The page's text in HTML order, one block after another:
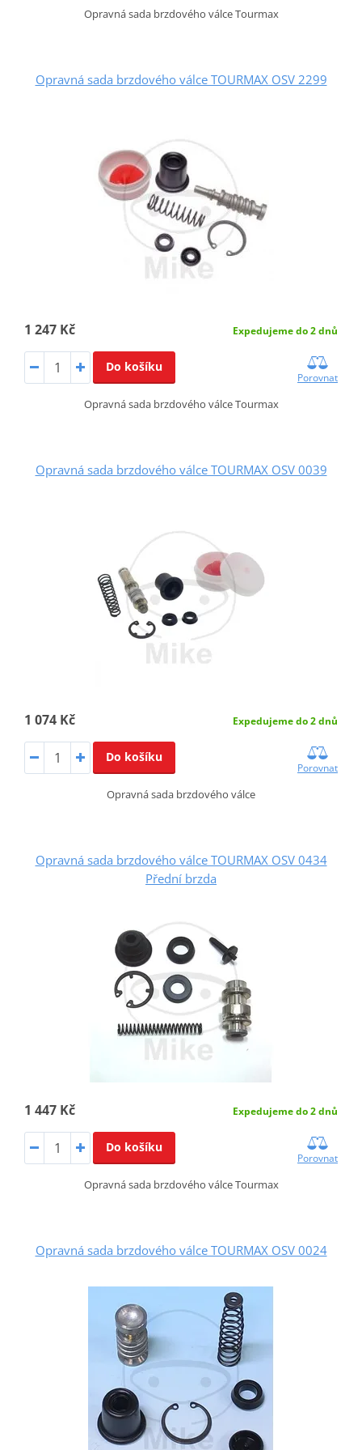
Opravná sada brzdového válce Tourmax
Opravná sada brzdového válce TOURMAX OSV 2299
1 247 Kč Expedujeme do 2 dnů
Do košíku
Porovnat
Opravná sada brzdového válce Tourmax
Opravná sada brzdového válce TOURMAX OSV 0039
1 074 Kč Expedujeme do 2 dnů
Do košíku
Porovnat
Opravná sada brzdového válce
Opravná sada brzdového válce TOURMAX OSV 0434
Přední brzda
1 447 Kč Expedujeme do 2 dnů
Do košíku
Porovnat
Opravná sada brzdového válce Tourmax
Opravná sada brzdového válce TOURMAX OSV 0024